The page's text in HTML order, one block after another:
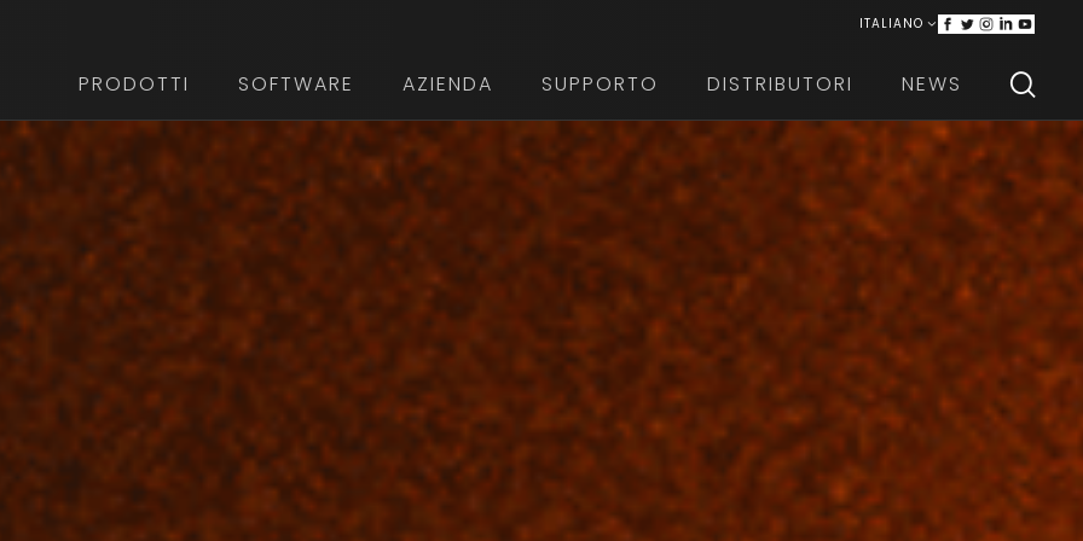
ITALIANO ENGLISH
PRODOTTI SOFTWARE AZIENDA SUPPORTO DISTRIBUTORI NEWS